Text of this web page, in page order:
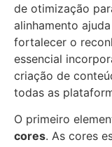
de otimização
alinhamento
fortalecer o
essencial
criação de
todas as
O primeiro
cores. As cores